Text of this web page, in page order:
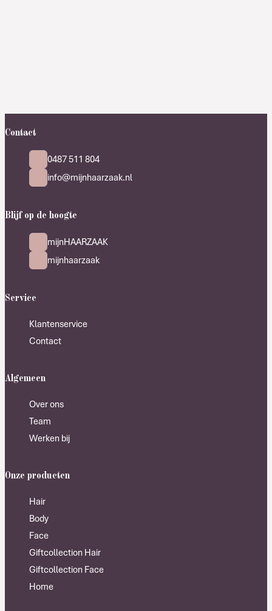
Contact
0487 511 804
info@mijnhaarzaak.nl
Blijf op de hoogte
mijnHAARZAAK
mijnhaarzaak
Service
Klantenservice
Contact
Algemeen
Over ons
Team
Werken bij
Onze producten
Hair
Body
Face
Giftcollection Hair
Giftcollection Face
Home